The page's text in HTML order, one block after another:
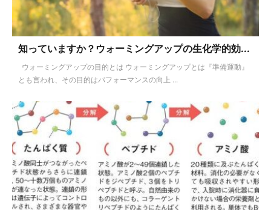
知っていますか？ウォーミングアップの生化学的効...
ウォーミングアップの目的とは ウォーミングアップとは『準備運動』
とも言われ、その目的はパフォーマンスの向上 ...